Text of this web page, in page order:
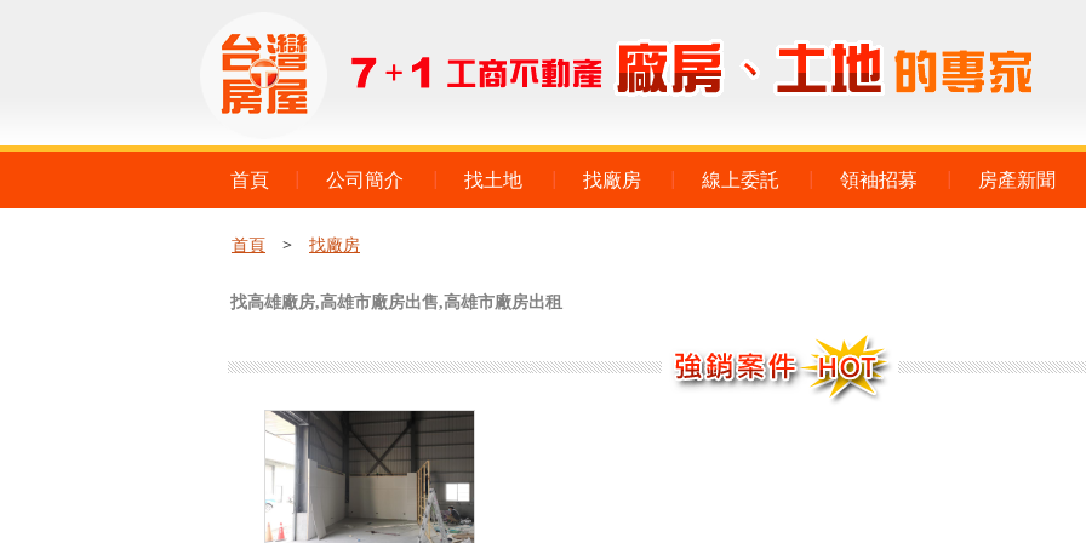
首頁 公司簡介 找土地 找廠房 線上委託 領袖招募 房產新聞
首頁 > 找廠房
找高雄廠房,高雄市廠房出售,高雄市廠房出租